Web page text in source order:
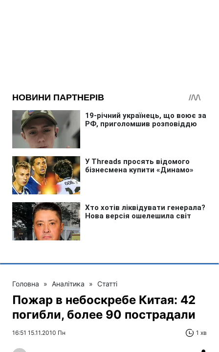
Головна » Аналітика » Статті
Пожар в небоскребе Китая: 42
погибли, более 90 пострадали
16:51 15.11.2010 Пн 1 хв